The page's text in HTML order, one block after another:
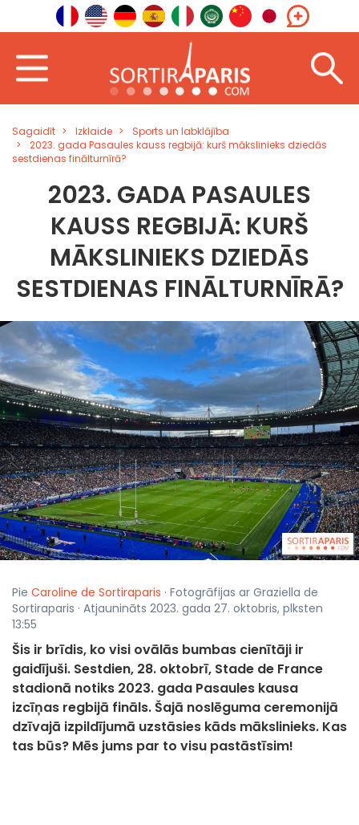
Sagaidīt Izklaide
Sports un labklājība
2023. gada Pasaules kauss regbijā: kurš mākslinieks dziedās
sestdienas finālturnīrā?
2023. GADA PASAULES
KAUSS REGBIJĀ: KURŠ
MĀKSLINIEKS DZIEDĀS
SESTDIENAS FINĀLTURNĪRĀ?
Pie Caroline de Sortiraparis · Fotogrāfijas ar Graziella de
Sortiraparis · Atjaunināts 2023. gada 27. oktobris, plksten
13:55
Šis ir brīdis, ko visi ovālās bumbas cienītāji ir
gaidījuši. Sestdien, 28. oktobrī, Stade de France
stadionā notiks 2023. gada Pasaules kausa
izcīņas regbijā fināls. Šajā noslēguma ceremonijā
dzīvajā izpildījumā uzstāsies kāds mākslinieks. Kas
tas būs? Mēs jums par to visu pastāstīsim!